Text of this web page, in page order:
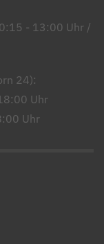
- 13:00 Uhr /
24):
Uhr
Uhr